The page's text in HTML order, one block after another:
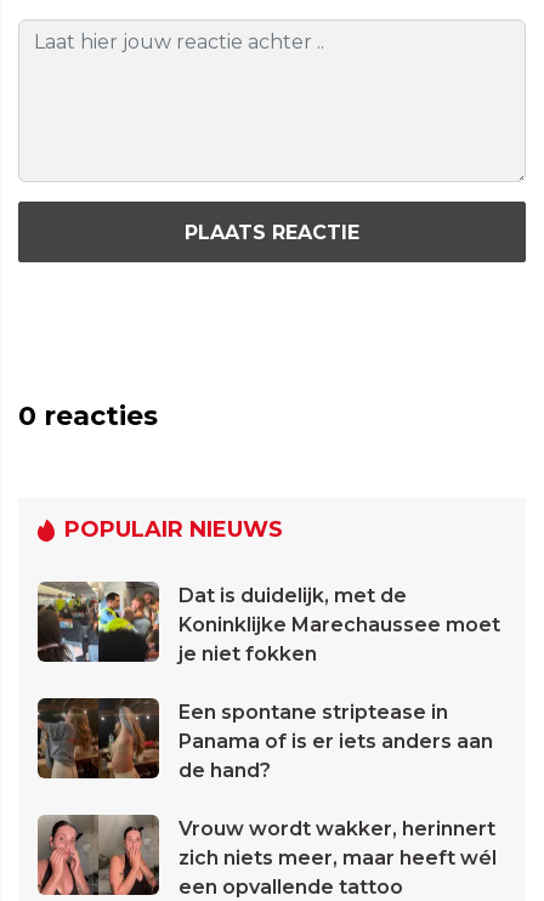
PLAATS REACTIE
0 reacties
POPULAIR NIEUWS
Dat is duidelijk, met de
Koninklijke Marechaussee moet
je niet fokken
Een spontane striptease in
Panama of is er iets anders aan
de hand?
Vrouw wordt wakker, herinnert
zich niets meer, maar heeft wél
een opvallende tattoo